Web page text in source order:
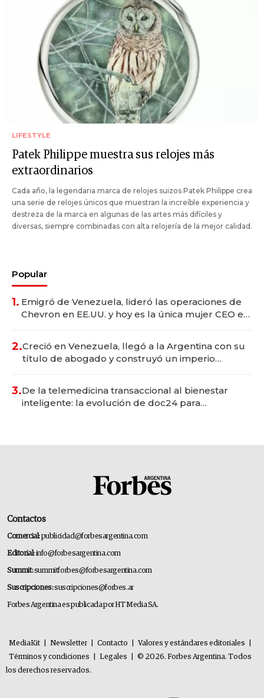
LIFESTYLE
Patek Philippe muestra sus relojes más
extraordinarios
Cada año, la legendaria marca de relojes suizos Patek Philippe crea
una serie de relojes únicos que muestran la increíble experiencia y
destreza de la marca en algunas de las artes más difíciles y
diversas, siempre combinadas con alta relojería de la mejor calidad.
Popular
1. Emigró de Venezuela, lideró las operaciones de
Chevron en EE.UU. y hoy es la única mujer CEO en
2.Creció en Venezuela, llegó a la Argentina con su
título de abogado y construyó un imperio
3.De la telemedicina transaccional al bienestar
inteligente: la evolución de doc24 para
Contactos
Comercial:publicidad@forbesargentina.com
Editorial:info@forbesargentina.com
Summit:summitforbes@forbesargentina.com
Suscripciones:suscripciones@forbes.ar
Forbes Argentina es publicada por HT Media SA.
MediaKit Newsletter Contacto Valores y estándares editoriales
Términos y condiciones
Legales
© 2026. Forbes Argentina. Todos
los derechos reservados.